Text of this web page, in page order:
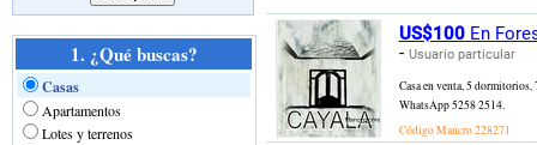
US$100En
- Usuario particular
Casa en venta, 5
WhatsApp 5258 2514.
Código Mancro228271
1. ¿Qué buscas?
Casas
Apartamentos
Lotes y terrenos